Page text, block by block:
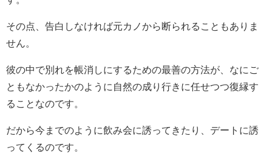
その点、告白しなければ元カノから断られることもありま
せん。
彼の中で別れを帳消しにするための最善の方法が、なにご
ともなかったかのように自然の成り行きに任せつつ復縁す
ることなのです。
だから今までのように飲み会に誘ってきたり、デートに誘
ってくるのです。